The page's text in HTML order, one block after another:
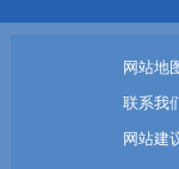
网站地
联系我
网站建